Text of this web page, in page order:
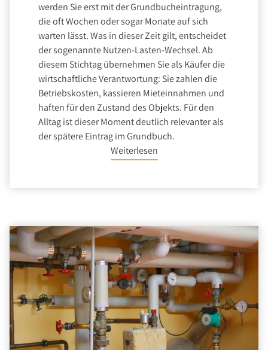
werden Sie erst mit der Grundbucheintragung,
die oft Wochen oder sogar Monate auf sich
warten lässt. Was in dieser Zeit gilt, entscheidet
der sogenannte Nutzen-Lasten-Wechsel. Ab
diesem Stichtag übernehmen Sie als Käufer die
wirtschaftliche Verantwortung: Sie zahlen die
Betriebskosten, kassieren Mieteinnahmen und
haften für den Zustand des Objekts. Für den
Alltag ist dieser Moment deutlich relevanter als
der spätere Eintrag im Grundbuch.
Weiterlesen